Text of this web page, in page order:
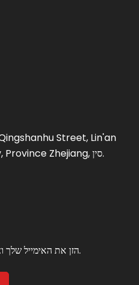
Street, Lin'an
District, Hangzhou City, Province Zhejiang, סין.
הזן את האימייל שלך ואנו נשלח לך תוכניות מידע עדכניות.